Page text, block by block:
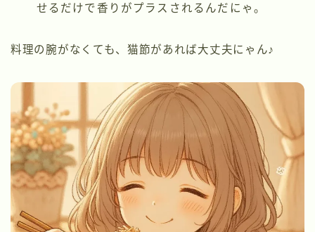
せるだけで香りがプラスされるんだにゃ。
料理の腕がなくても、猫節があれば大丈夫にゃん♪